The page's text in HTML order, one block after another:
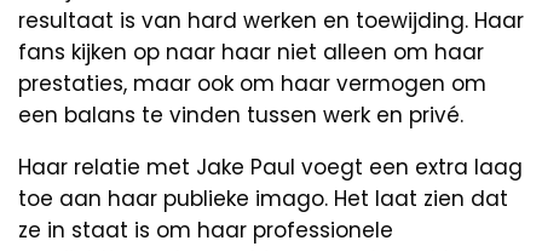
resultaat is van hard werken en toewijding. Haar
fans kijken op naar haar niet alleen om haar
prestaties, maar ook om haar vermogen om
een balans te vinden tussen werk en privé.
Haar relatie met Jake Paul voegt een extra laag
toe aan haar publieke imago. Het laat zien dat
ze in staat is om haar professionele